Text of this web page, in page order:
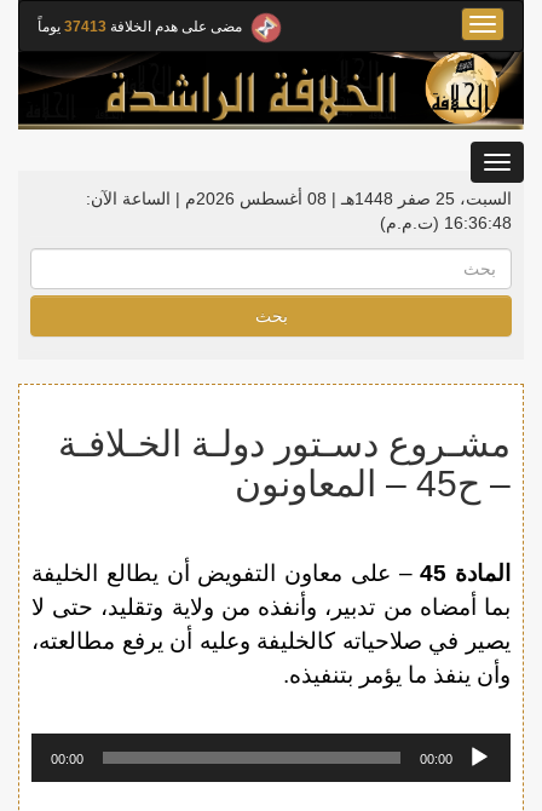
مضى على هدم الخلافة 37413 يوماً
Toggle
navigation
السبت، 25 صفر 1448هـ | 08 أغسطس 2026م |
الساعة الآن:
16:36:48 (ت.م.م)
بحث
مشـروع دسـتور دولـة الخـلافـة
– ح45 – المعاونون
المادة 45
– على معاون التفويض أن يطالع الخليفة
بما أمضاه من تدبير، وأنفذه من ولاية وتقليد، حتى لا
يصير في صلاحياته كالخليفة وعليه أن يرفع مطالعته،
وأن ينفذ ما يؤمر بتنفيذه.
مشغل
00:00
00:00